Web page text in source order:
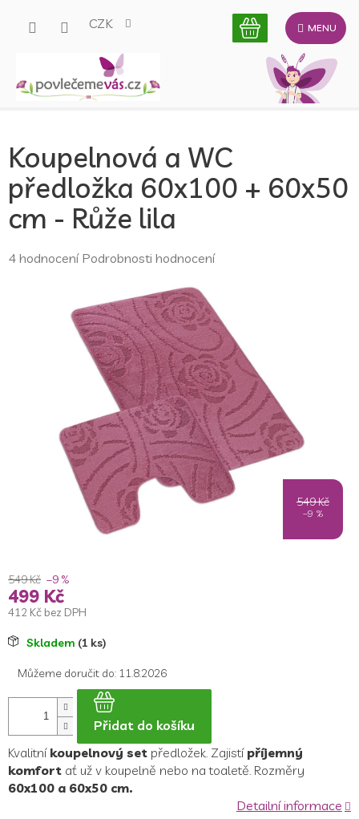
CZK
Koupelnová a WC
předložka 60x100 + 60x50
cm - Růže lila
Průměrné
4 hodnocení Podrobnosti hodnocení
549 Kč
–9 %
549 Kč –9 %
499 Kč
412 Kč bez DPH
MěrnáSkladem (1 ks)
Můžeme doručit do: 11.8.2026
Přidat do košíku
Kvalitní koupelnový set předložek. Zajistí příjemný
komfort ať už v koupelně nebo na toaletě. Rozměry
60x100 a 60x50 cm.
Detailní informace